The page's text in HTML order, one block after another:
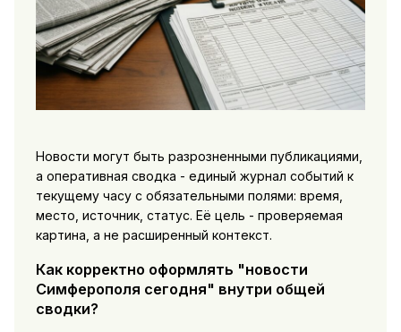
Новости могут быть разрозненными публикациями,
а оперативная сводка - единый журнал событий к
текущему часу с обязательными полями: время,
место, источник, статус. Её цель - проверяемая
картина, а не расширенный контекст.
Как корректно оформлять "новости
Симферополя сегодня" внутри общей
сводки?